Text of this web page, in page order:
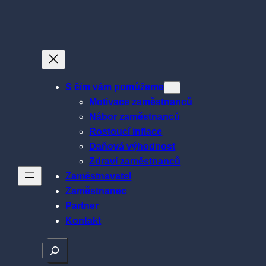
S čím vám pomůžeme
Motivace zaměstnanců
Nábor zaměstnanců
Rostoucí inflace
Daňová výhodnost
Zdraví zaměstnanců
Zaměstnavatel
Zaměstnanec
Partner
Kontakt
Hledat